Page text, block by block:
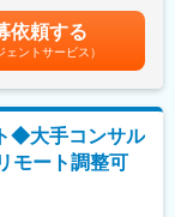
スを提供することが
すので、SI企業や事
トフォーム
コンサルタントを
効率化・高度化
度化支援
り、経験・スキル等
年2回/5月、11月）
（毎月）■リモー
）賃金はあくまでも
能性があります。月
依頼する
ェントサービス）
◆大手コンサル
モート調整可